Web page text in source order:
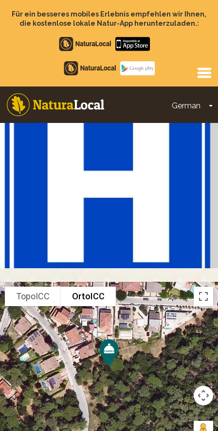
zumFür ein besseres mobiles Erlebnis empfehlen wir Ihnen,
die kostenlose lokale Natur-App herunterzuladen.:
Apple
store
Google
Play
German
Main
TopoICC OrtoICC